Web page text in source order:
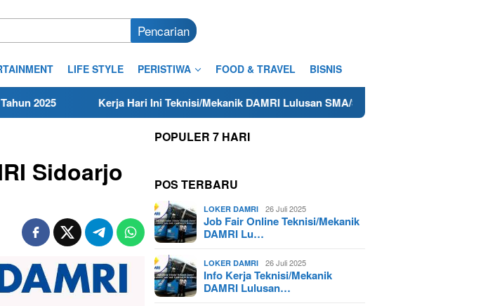
Pencarian
LIFE STYLE PERISTIWA FOOD & TRAVEL BISNIS
Kerja Hari Ini Teknisi/Mekanik DAMRI Lulusan SMA/SMK Terdekat di Cilacap Tahun 2025
Sidoarjo
POPULER 7 HARI
POS TERBARU
LOKER DAMRI 26 Juli 2025
Job Fair Online Teknisi/Mekanik
DAMRI Lu…
LOKER DAMRI 26 Juli 2025
Info Kerja Teknisi/Mekanik
DAMRI Lulusan…